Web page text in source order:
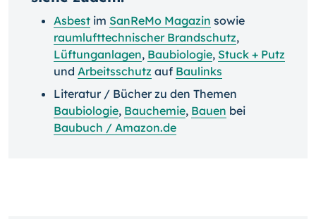
Asbest im SanReMo Magazin sowie
raumlufttechnischer Brandschutz,
Lüftunganlagen, Baubiologie, Stuck + Putz
und Arbeitsschutz auf Baulinks
Literatur / Bücher zu den Themen
Baubiologie, Bauchemie, Bauen bei
Baubuch / Amazon.de